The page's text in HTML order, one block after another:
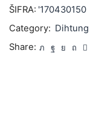
ŠIFRA: '170430150
Category: Dihtung
Share: